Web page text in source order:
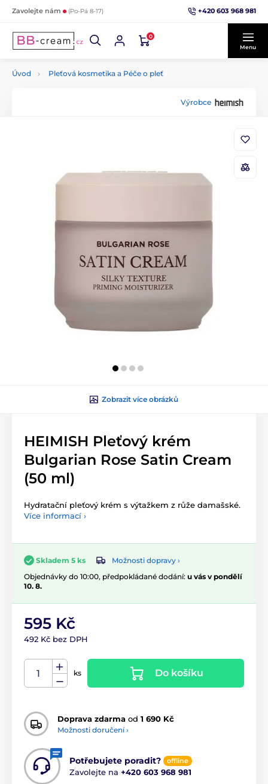
Zavolejte nám (Po-Pá 8-17) +420 603 968 981
0
Menu
Úvod Pleťová kosmetika a Péče o pleť
Výrobce
Zobrazit více obrázků
HEIMISH Pleťový krém
Bulgarian Rose Satin Cream
(50 ml)
Hydratační pleťový krém s výtažkem z růže damašské.
Více informací ›
Skladem 5 ks
Možnosti dopravy ›
Objednávky do 10:00, předpokládané dodání: u vás v pondělí
10. 8.
595 Kč
492 Kč bez DPH
ks Do košíku
Doprava zdarma od 1 690 Kč
Možnosti doručení ›
Potřebujete poradit? offline
Zavolejte na +420 603 968 981